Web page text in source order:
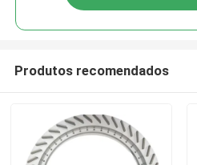
Produtos recomendados